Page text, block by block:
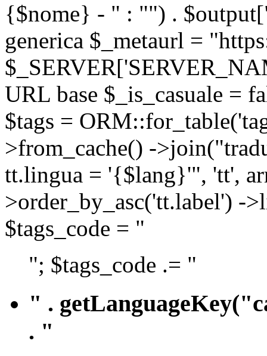
{$nome} - " : "") .
generica $_metaurl =
URL base $_is_casuale =
$tags =
>from_cache() -
tt.lingua = '{$lang}'", 'tt',
>order_by_asc('tt.label') -
$tags_code = "
"; $tags_code .= "
" .
. "